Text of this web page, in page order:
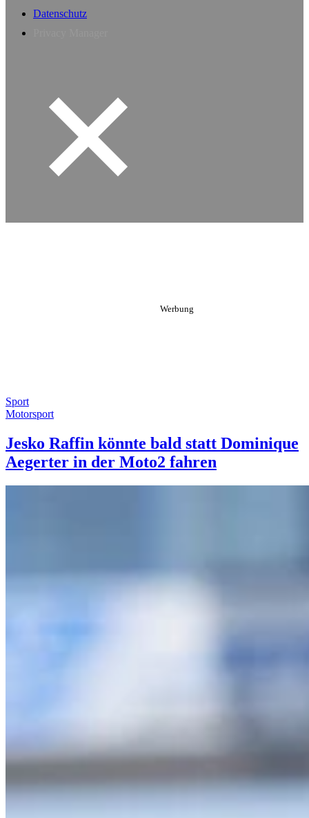
Datenschutz
Sport
Motorsport
Jesko Raffin könnte bald statt Dominique
Aegerter in der Moto2 fahren